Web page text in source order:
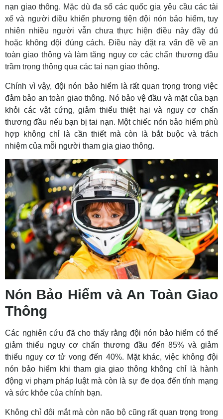
nạn giao thông. Mặc dù đa số các quốc gia yêu cầu các tài
xế và người điều khiển phương tiện đội nón bảo hiểm, tuy
nhiên nhiều người vẫn chưa thực hiện điều này đầy đủ
hoặc không đội đúng cách. Điều này đặt ra vấn đề về an
toàn giao thông và làm tăng nguy cơ các chấn thương đầu
trầm trọng thông qua các tai nạn giao thông.
Chính vì vậy, đội nón bảo hiểm là rất quan trọng trong việc
đảm bảo an toàn giao thông. Nó bảo vệ đầu và mặt của bạn
khỏi các vật cứng, giảm thiểu thiệt hại và nguy cơ chấn
thương đầu nếu bạn bị tai nạn. Một chiếc nón bảo hiểm phù
hợp không chỉ là cần thiết mà còn là bắt buộc và trách
nhiệm của mỗi người tham gia giao thông.
Nón Bảo Hiểm và An Toàn Giao
Thông
Các nghiên cứu đã cho thấy rằng đội nón bảo hiểm có thể
giảm thiểu nguy cơ chấn thương đầu đến 85% và giảm
thiểu nguy cơ tử vong đến 40%. Mặt khác, việc không đội
nón bảo hiểm khi tham gia giao thông không chỉ là hành
động vi phạm pháp luật mà còn là sự đe dọa đến tính mạng
và sức khỏe của chính bạn.
Không chỉ đôi mắt mà còn não bộ cũng rất quan trọng trong